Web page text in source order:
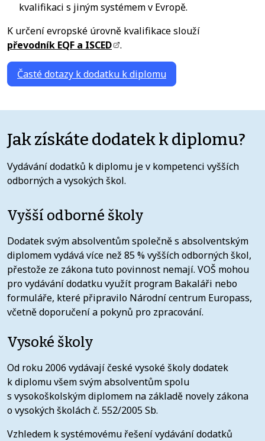
kvalifikaci s jiným systémem v Evropě.
K určení evropské úrovně kvalifikace slouží
převodník EQF a ISCED
.
Časté dotazy k dodatku k diplomu
Jak získáte dodatek k diplomu?
Vydávání dodatků k diplomu je v kompetenci vyšších
odborných a vysokých škol.
Vyšší odborné školy
Dodatek svým absolventům společně s absolventským
diplomem vydává více než 85 % vyšších odborných škol,
přestože ze zákona tuto povinnost nemají. VOŠ mohou
pro vydávání dodatku využít program Bakaláři nebo
formuláře, které připravilo Národní centrum Europass,
včetně doporučení a pokynů pro zpracování.
Vysoké školy
Od roku 2006 vydávají české vysoké školy dodatek
k diplomu všem svým absolventům spolu
s vysokoškolským diplomem na základě novely zákona
o vysokých školách č. 552/2005 Sb.
Vzhledem k systémovému řešení vydávání dodatků